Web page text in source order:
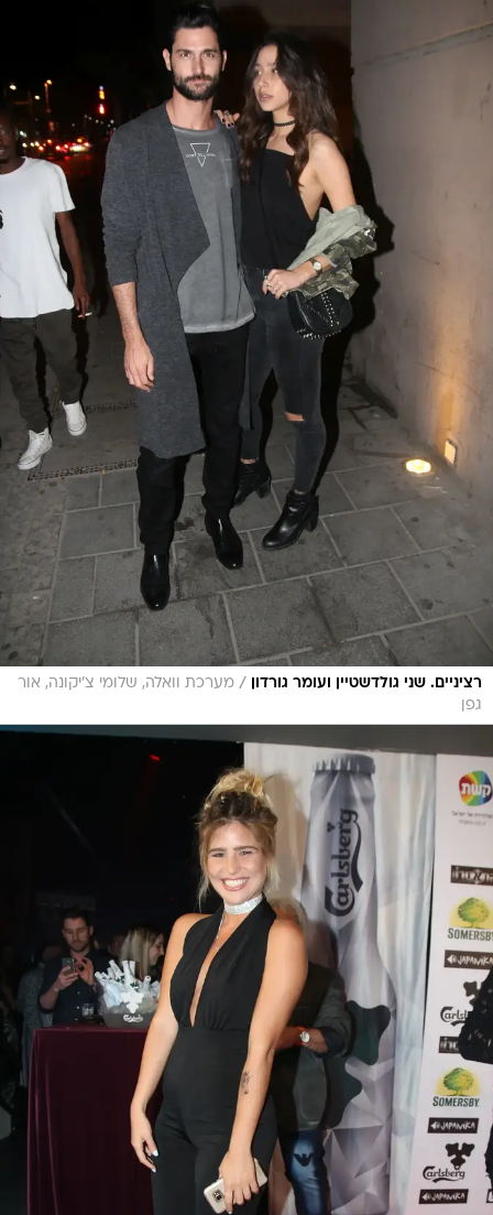
רציניים. שני גולדשטיין ועומר גורדון / מערכת וואלה, שלומי צ'יקונה, אור
גפן